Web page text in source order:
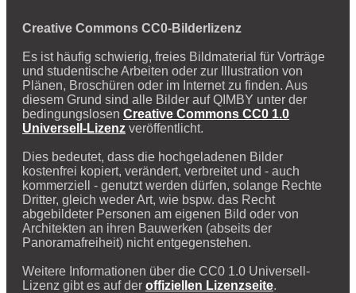
Creative Commons CC0-Bilderlizenz
Es ist häufig schwierig, freies Bildmaterial für Vorträge
und studentische Arbeiten oder zur Illustration von
Plänen, Broschüren oder im Internet zu finden. Aus
diesem Grund sind alle Bilder auf QIMBY unter der
bedingungslosen Creative Commons CC0 1.0
Universell-Lizenz veröffentlicht.
Dies bedeutet, dass die hochgeladenen Bilder
kostenfrei kopiert, verändert, verbreitet und - auch
kommerziell - genutzt werden dürfen, solange Rechte
Dritter, gleich weder Art, wie bspw. das Recht
abgebildeter Personen am eigenen Bild oder von
Architekten an ihren Bauwerken (abseits der
Panoramafreiheit) nicht entgegenstehen.
Weitere Informationen über die CC0 1.0 Universell-
Lizenz gibt es auf der offiziellen Lizenzseite.